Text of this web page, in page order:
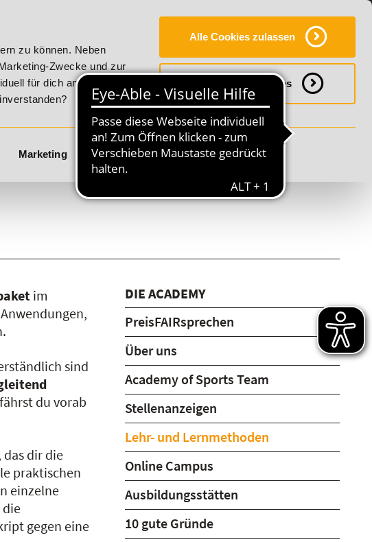
zu können. Neben
Zwecke und zur
für dich anpassen
Marketing Details anzeigen
Alle Cookies zulassen
Notwendige Cookies
KONTAKT FAQ ONLINE-CAMPUS
Summer Vitality! 20% Rabatt bis 17. August 2026 - Summer Vitality!
im
sind
du vorab
dir die
praktischen
einzelne
die
gegen eine
DIE ACADEMY
PreisFAIRsprechen
Über uns
Academy of Sports Team
Stellenanzeigen
Lehr- und Lernmethoden
Online Campus
Ausbildungsstätten
10 gute Gründe